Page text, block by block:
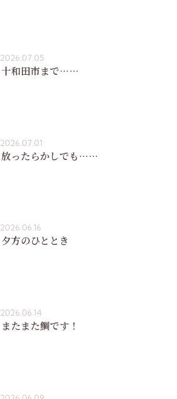
2026.07.05
十和田市まで……
2026.07.01
放ったらかしでも……
2026.06.16
夕方のひととき
2026.06.14
またまた鯛です！